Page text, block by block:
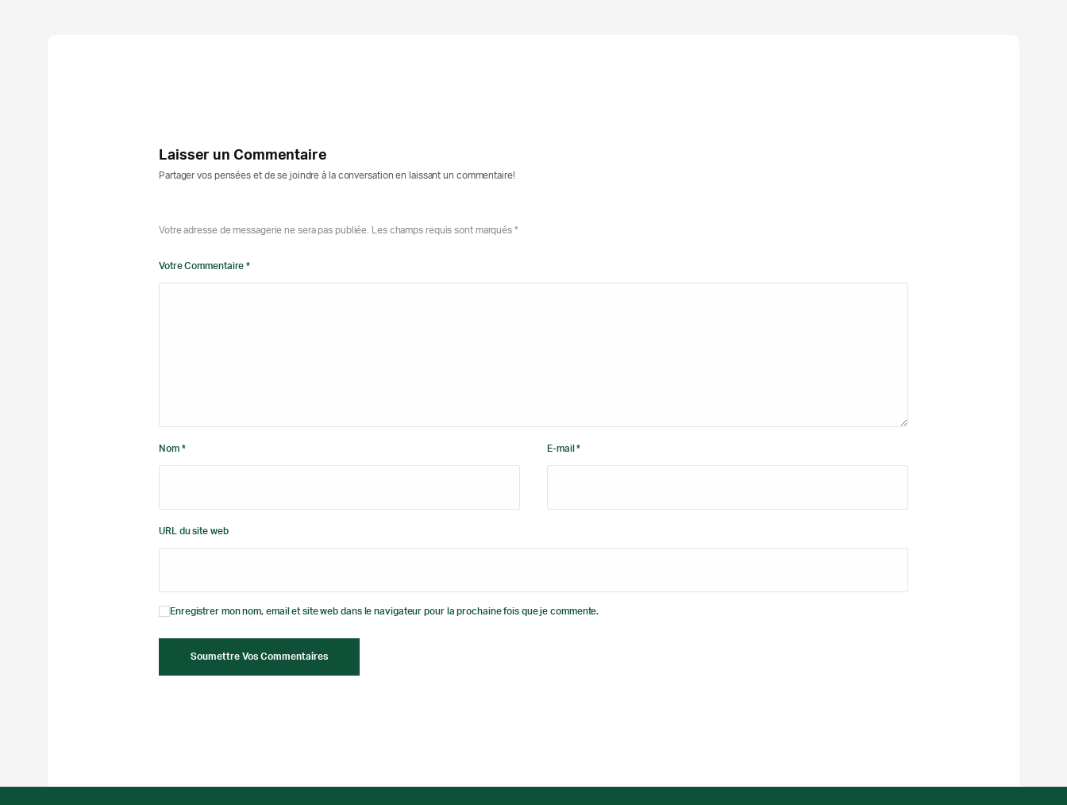
Laisser un Commentaire
Partager vos pensées et de se joindre à la conversation en laissant un commentaire!
Votre adresse de messagerie ne sera pas publiée. Les champs requis sont marqués *
Votre Commentaire *
Nom * E-mail *
URL du site web
Enregistrer mon nom, email et site web dans le navigateur pour la prochaine fois que je commente.